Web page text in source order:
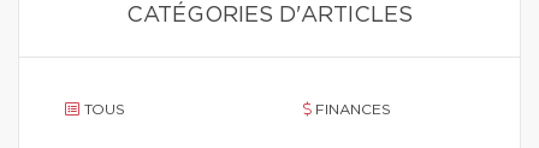
CATÉGORIES D'ARTICLES
TOUS FINANCES